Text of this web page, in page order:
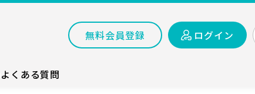
無料会員登録 ログイン
よくある質問